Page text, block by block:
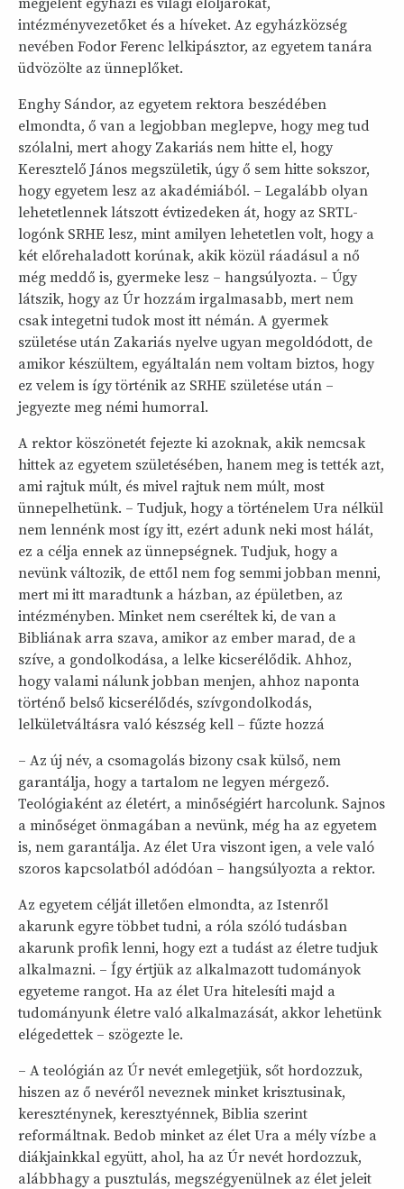
intézményvezetőket és a híveket. Az egyházközség
nevében Fodor Ferenc lelkipásztor, az egyetem tanára
üdvözölte az ünneplőket.
Enghy Sándor, az egyetem rektora beszédében
elmondta, ő van a legjobban meglepve, hogy meg tud
szólalni, mert ahogy Zakariás nem hitte el, hogy
Keresztelő János megszületik, úgy ő sem hitte sokszor,
hogy egyetem lesz az akadémiából. – Legalább olyan
lehetetlennek látszott évtizedeken át, hogy az SRTL-
logónk SRHE lesz, mint amilyen lehetetlen volt, hogy a
két előrehaladott korúnak, akik közül ráadásul a nő
még meddő is, gyermeke lesz – hangsúlyozta. – Úgy
látszik, hogy az Úr hozzám irgalmasabb, mert nem
csak integetni tudok most itt némán. A gyermek
születése után Zakariás nyelve ugyan megoldódott, de
amikor készültem, egyáltalán nem voltam biztos, hogy
ez velem is így történik az SRHE születése után –
jegyezte meg némi humorral.
A rektor köszönetét fejezte ki azoknak, akik nemcsak
hittek az egyetem születésében, hanem meg is tették azt,
ami rajtuk múlt, és mivel rajtuk nem múlt, most
ünnepelhetünk. – Tudjuk, hogy a történelem Ura nélkül
nem lennénk most így itt, ezért adunk neki most hálát,
ez a célja ennek az ünnepségnek. Tudjuk, hogy a
nevünk változik, de ettől nem fog semmi jobban menni,
mert mi itt maradtunk a házban, az épületben, az
intézményben. Minket nem cseréltek ki, de van a
Bibliának arra szava, amikor az ember marad, de a
szíve, a gondolkodása, a lelke kicserélődik. Ahhoz,
hogy valami nálunk jobban menjen, ahhoz naponta
történő belső kicserélődés, szívgondolkodás,
lelkületváltásra való készség kell – fűzte hozzá
– Az új név, a csomagolás bizony csak külső, nem
garantálja, hogy a tartalom ne legyen mérgező.
Teológiaként az életért, a minőségiért harcolunk. Sajnos
a minőséget önmagában a nevünk, még ha az egyetem
is, nem garantálja. Az élet Ura viszont igen, a vele való
szoros kapcsolatból adódóan – hangsúlyozta a rektor.
Az egyetem célját illetően elmondta, az Istenről
akarunk egyre többet tudni, a róla szóló tudásban
akarunk profik lenni, hogy ezt a tudást az életre tudjuk
alkalmazni. – Így értjük az alkalmazott tudományok
egyeteme rangot. Ha az élet Ura hitelesíti majd a
tudományunk életre való alkalmazását, akkor lehetünk
elégedettek – szögezte le.
– A teológián az Úr nevét emlegetjük, sőt hordozzuk,
hiszen az ő nevéről neveznek minket krisztusinak,
kereszténynek, keresztyénnek, Biblia szerint
reformáltnak. Bedob minket az élet Ura a mély vízbe a
diákjainkkal együtt, ahol, ha az Úr nevét hordozzuk,
alábbhagy a pusztulás, megszégyenülnek az élet jeleit